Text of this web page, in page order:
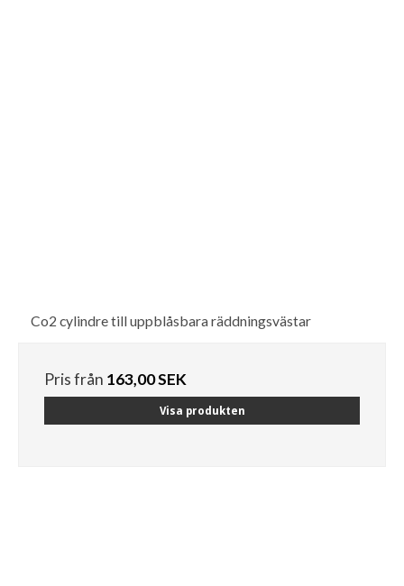
Co2 cylindre till uppblåsbara räddningsvästar
Pris från 163,00 SEK
Visa produkten